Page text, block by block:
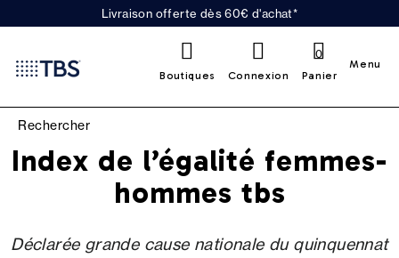
Livraison offerte dès 60€ d'achat*
Boutiques Connexion Panier
0
Menu
Index de l’égalité femmes-
hommes tbs
Déclarée grande cause nationale du quinquennat